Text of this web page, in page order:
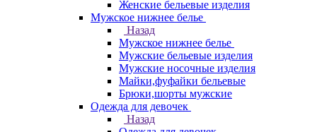
Женские бельевые изделия
Мужское нижнее белье
Назад
Мужское нижнее белье
Мужские бельевые изделия
Мужские носочные изделия
Майки,фуфайки бельевые
Брюки,шорты мужские
Одежда для девочек
Назад